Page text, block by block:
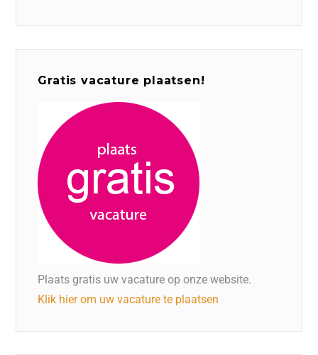
Gratis vacature plaatsen!
Plaats gratis uw vacature op onze website.
Klik hier om uw vacature te plaatsen